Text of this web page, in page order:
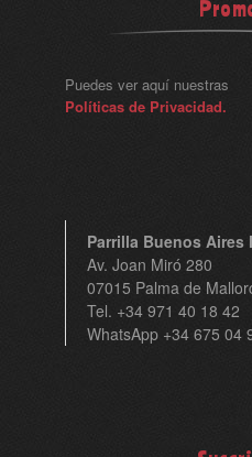
Puedes ver aquí nuestras
Políticas de Privacidad.
Parrilla Buenos Aires
Av. Joan Miró 280
07015 Palma de
Tel. +34 971 40 18 42
WhatsApp +34 675 04